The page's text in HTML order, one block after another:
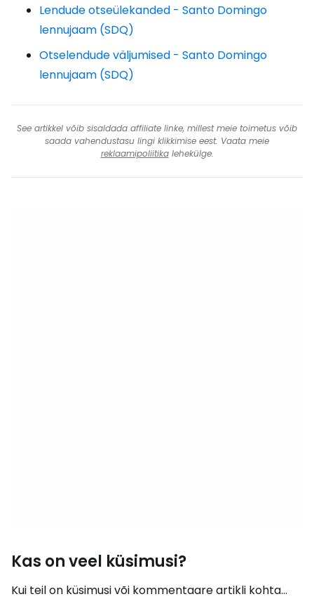
Lendude otseülekanded - Santo Domingo
lennujaam (SDQ)
Otselendude väljumised - Santo Domingo
lennujaam (SDQ)
See artikkel võib sisaldada affiliate linke, millest meie toimetus võib
saada vahendustasu lingi klikkimise eest. Vaata meie
reklaamipoliitikalehekülge.
Kas on veel küsimusi?
Kui teil on küsimusi või kommentaare artikli kohta...